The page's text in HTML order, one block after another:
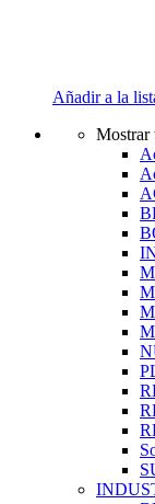
Añadir a la
Mostrar